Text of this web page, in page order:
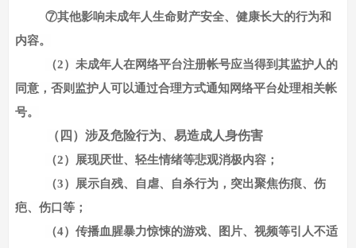
⑦其他影响未成年人生命财产安全、健康长大的行为和
内容。
（2）未成年人在网络平台注册帐号应当得到其监护人的
同意，否则监护人可以通过合理方式通知网络平台处理相关帐
号。
（四）涉及危险行为、易造成人身伤害
（2）展现厌世、轻生情绪等悲观消极内容；
（3）展示自残、自虐、自杀行为，突出聚焦伤痕、伤
疤、伤口等；
（4）传播血腥暴力惊悚的游戏、图片、视频等引人不适